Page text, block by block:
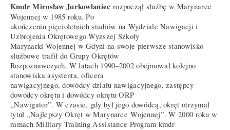
Kmdr Mirosław Jurkowlaniec rozpoczął służbę w Marynarce
Wojennej w 1985 roku. Po
ukończeniu pięcioletnich studiów na Wydziale Nawigacji i
Uzbrojenia Okrętowego Wyższej Szkoły
Marynarki Wojennej w Gdyni na swoje pierwsze stanowisko
służbowe trafił do Grupy Okrętów
Rozpoznawczych. W latach 1990–2002 obejmował kolejno
stanowiska asystenta, oficera
nawigacyjnego, dowódcy działu nawigacyjnego, zastępcy
dowódcy okrętu i dowódcy okrętu ORP
„Nawigator”. W czasie, gdy był jego dowódcą, okręt otrzymał
tytuł „Najlepszy Okręt w Marynarce Wojennej”. W 2000 roku w
ramach Military Training Assistance Program kmdr